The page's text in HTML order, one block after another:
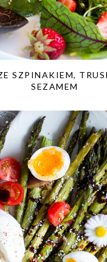
SZPINAKIEM,
SEZAMEM